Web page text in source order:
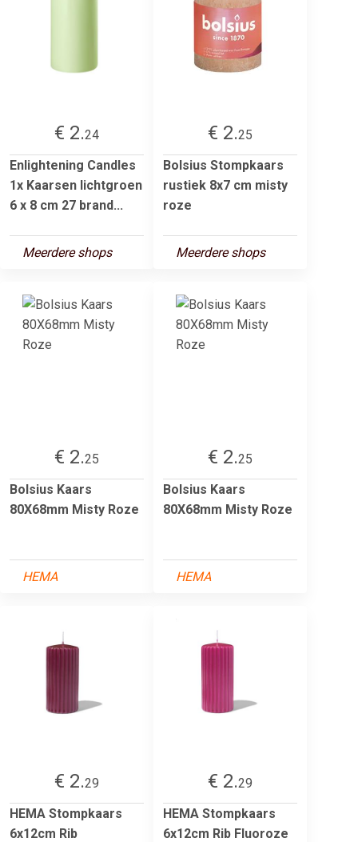
€ 2.24
Enlightening Candles
1x Kaarsen lichtgroen
6 x 8 cm 27 brand...
Meerdere shops
€ 2.25
Bolsius Stompkaars
rustiek 8x7 cm misty
roze
Meerdere shops
€ 2.25
Bolsius Kaars
80X68mm Misty Roze
HEMA
€ 2.25
Bolsius Kaars
80X68mm Misty Roze
HEMA
€ 2.29
HEMA Stompkaars
6x12cm Rib
€ 2.29
HEMA Stompkaars
6x12cm Rib Fluoroze